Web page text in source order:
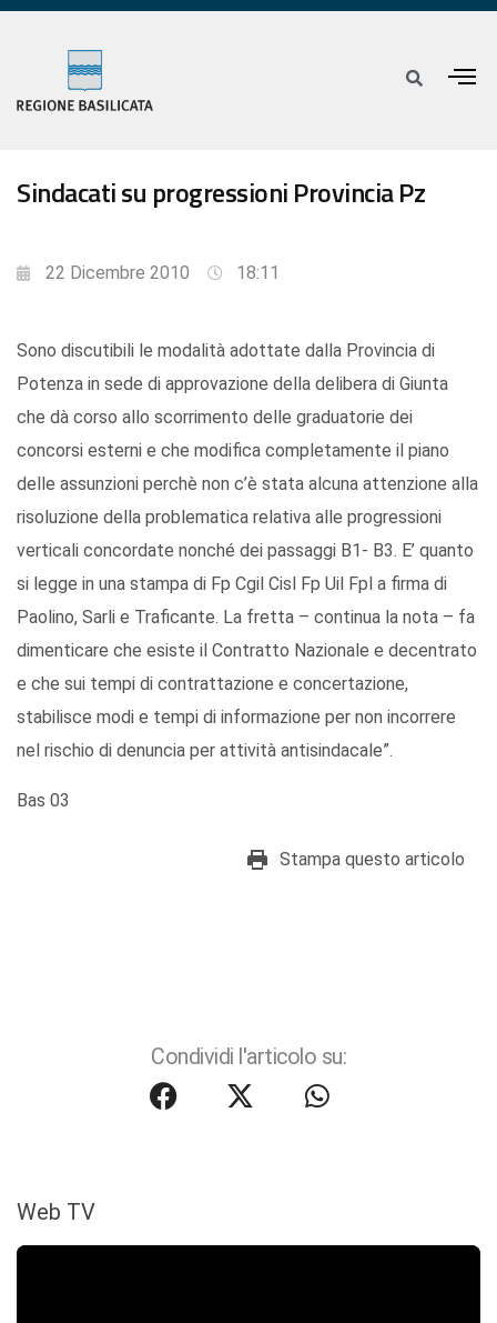
Sindacati su progressioni Provincia Pz
22 Dicembre 2010 18:11
Sono discutibili le modalità adottate dalla Provincia di
Potenza in sede di approvazione della delibera di Giunta
che dà corso allo scorrimento delle graduatorie dei
concorsi esterni e che modifica completamente il piano
delle assunzioni perchè non c’è stata alcuna attenzione alla
risoluzione della problematica relativa alle progressioni
verticali concordate nonché dei passaggi B1- B3. E’ quanto
si legge in una stampa di Fp Cgil Cisl Fp Uil Fpl a firma di
Paolino, Sarli e Traficante. La fretta – continua la nota – fa
dimenticare che esiste il Contratto Nazionale e decentrato
e che sui tempi di contrattazione e concertazione,
stabilisce modi e tempi di informazione per non incorrere
nel rischio di denuncia per attività antisindacale”.
Bas 03
Stampa questo articolo
Condividi l'articolo su:
Web TV